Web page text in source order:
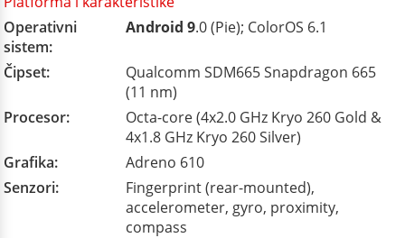
Operativni
sistem:
Android 9.0 (Pie); ColorOS 6.1
Čipset:
Qualcomm SDM665 Snapdragon 665
(11 nm)
Procesor:
Octa-core (4x2.0 GHz Kryo 260 Gold &
4x1.8 GHz Kryo 260 Silver)
Grafika:
Adreno 610
Senzori:
Fingerprint (rear-mounted),
accelerometer, gyro, proximity,
compass